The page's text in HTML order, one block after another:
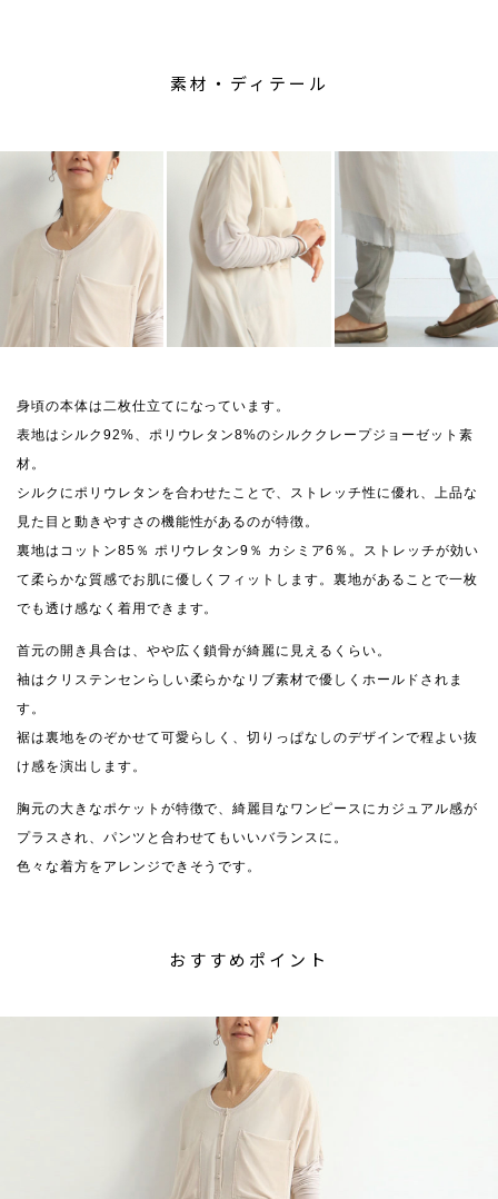
素材・ディテール
身頃の本体は二枚仕立てになっています。
表地はシルク92%、ポリウレタン8%のシルククレープジョーゼット素
材。
シルクにポリウレタンを合わせたことで、ストレッチ性に優れ、上品な
見た目と動きやすさの機能性があるのが特徴。
裏地はコットン85％ ポリウレタン9％ カシミア6％。ストレッチが効い
て柔らかな質感でお肌に優しくフィットします。裏地があることで一枚
でも透け感なく着用できます。
首元の開き具合は、やや広く鎖骨が綺麗に見えるくらい。
袖はクリステンセンらしい柔らかなリブ素材で優しくホールドされま
す。
裾は裏地をのぞかせて可愛らしく、切りっぱなしのデザインで程よい抜
け感を演出します。
胸元の大きなポケットが特徴で、綺麗目なワンピースにカジュアル感が
プラスされ、パンツと合わせてもいいバランスに。
色々な着方をアレンジできそうです。
おすすめポイント